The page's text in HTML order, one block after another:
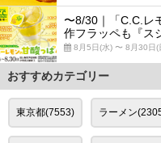
〜8/30｜「C.C.レ
作フラッペも『ス
8月5日(水) 〜 8月30日(
おすすめカテゴリー
東京都(7553) ラーメン